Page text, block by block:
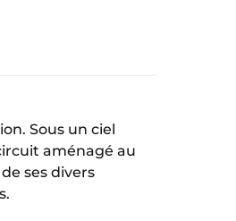
Sous un ciel
aménagé au
ses divers